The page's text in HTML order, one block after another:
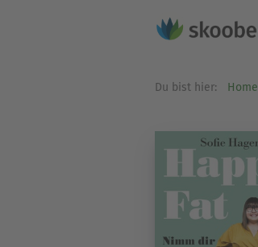
Du bist hier: Home